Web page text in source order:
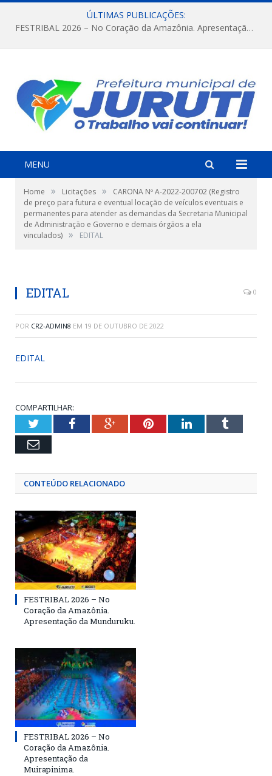
ÚLTIMAS PUBLICAÇÕES:
FESTRIBAL 2026 – No Coração da Amazônia. Apresentação da Munduruku.
MENU
Home » Licitações »
CARONA Nº A-2022-200702 (Registro
de preço para futura e eventual locação de veículos eventuais e
permanentes para atender as demandas da Secretaria Municipal
de Administração e Governo e demais órgãos a ela
vinculados) » EDITAL
EDITAL 0
POR CR2-ADMIN8 EM 19 DE OUTUBRO DE 2022
EDITAL
COMPARTILHAR:
TwitterFacebookGoogle+PinterestLinkedInTumblr
Email
CONTEÚDO RELACIONADO
FESTRIBAL 2026 – No
Coração da Amazônia.
Apresentação da Munduruku.
FESTRIBAL 2026 – No
Coração da Amazônia.
Apresentação da
Muirapinima.